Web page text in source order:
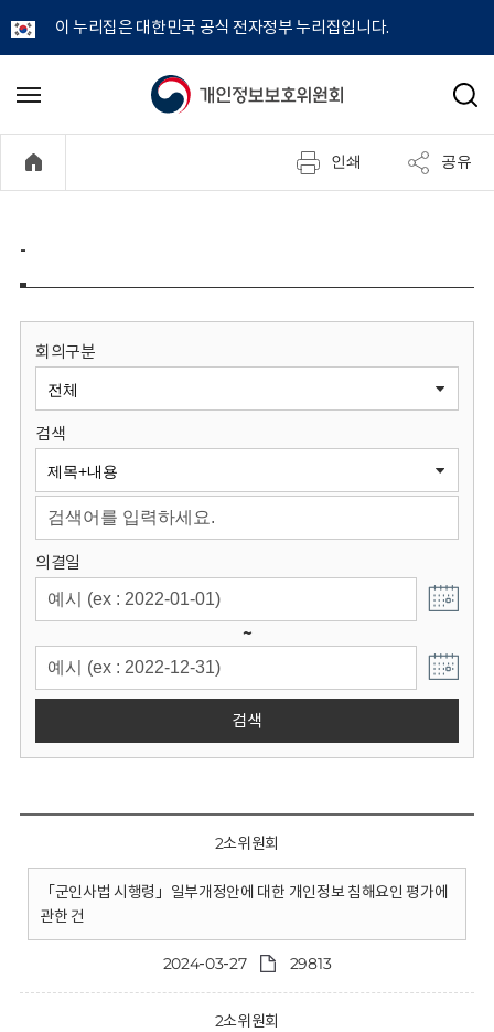
이 누리집은 대한민국 공식 전자정부 누리집입니다.
개
정
보
원
회
메
기
검
인쇄 공유
-
회의구분
검색
의결일
~
검색
2소위원회
「군인사법 시행령」일부개정안에 대한 개인정보 침해요인 평가에
관한 건
2024-03-27 29813
2소위원회